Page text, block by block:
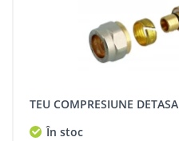
TEU COMPRESIUNE
În stoc